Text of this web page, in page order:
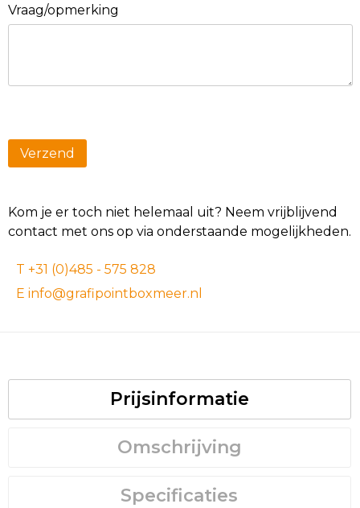
Vraag/opmerking
Kom je er toch niet helemaal uit? Neem vrijblijvend
contact met ons op via onderstaande mogelijkheden.
T +31 (0)485 - 575 828
E info@grafipointboxmeer.nl
Prijsinformatie
Omschrijving
Specificaties